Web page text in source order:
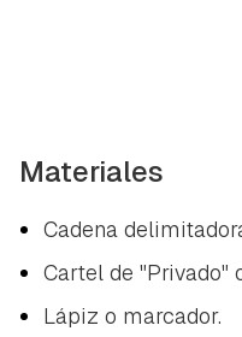
Materiales
Cadena
Cartel de "Privado"
Lápiz o marcador.